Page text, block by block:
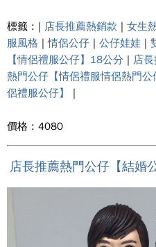
標籤 : | 店長推薦熱銷款 | 女生
服風格 |情侶公仔 | 公仔娃娃 |
【情侶禮服公仔】18公分 | 店
熱門公仔【情侶禮服情侶熱門公
侶禮服公仔】
|
價格 : 4080
店長推薦熱門公仔【結婚